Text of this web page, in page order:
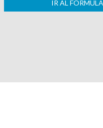
IR AL